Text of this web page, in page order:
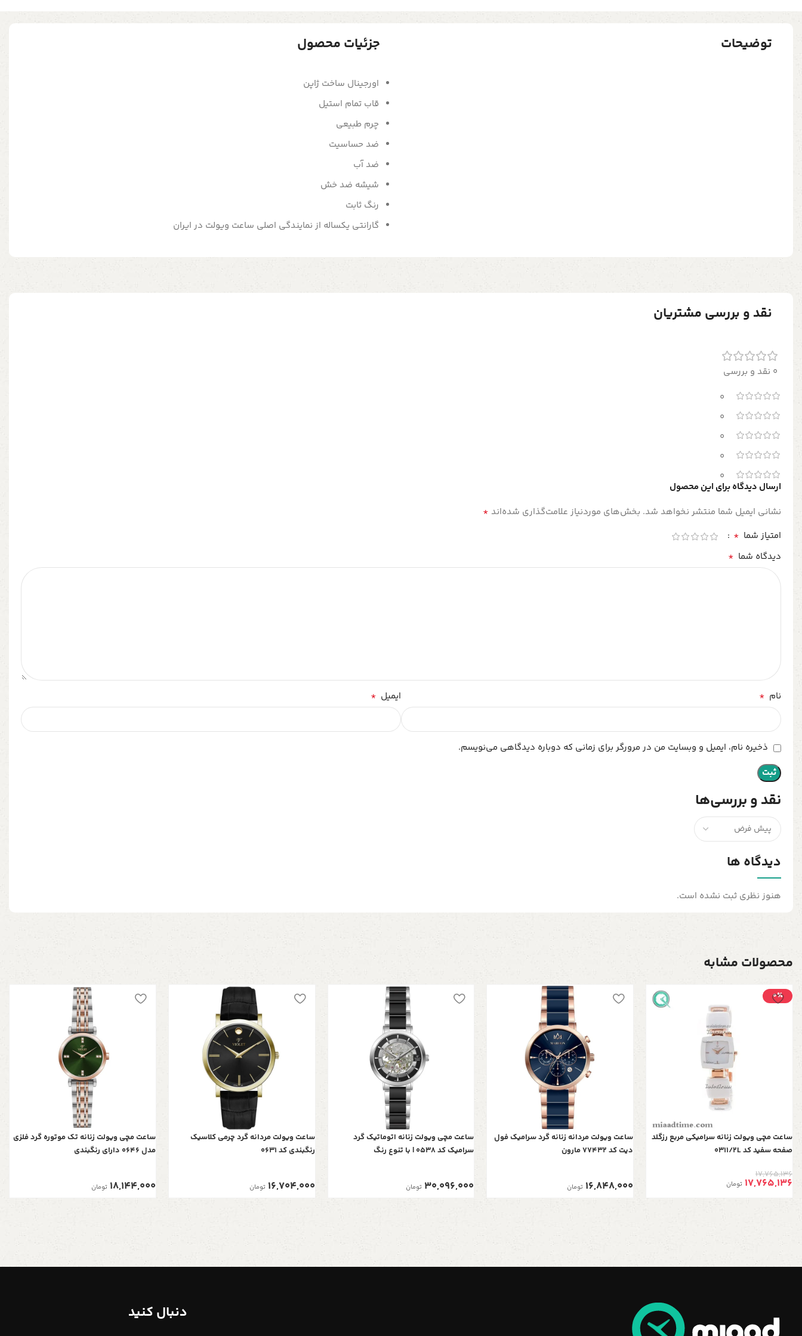
توضیحات جزئیات محصول
اورجینال ساخت ژاپن
قاب تمام استیل
چرم طبیعی
ضد حساسیت
ضد آب
شیشه ضد خش
رنگ ثابت
گارانتی یکساله از نمایندگی اصلی ساعت ویولت در ایران
نقد و بررسی مشتریان
0 نقد و بررسی
0
0
0
0
0
نقد و بررسی‌ها
دیدگاه ها
هنوز نظری ثبت نشده است.
ارسال دیدگاه برای این محصول
نشانی ایمیل شما منتشر نخواهد شد. بخش‌های موردنیاز علامت‌گذاری شده‌اند *
امتیاز شما *
دیدگاه شما *
نام * ایمیل *
ذخیره نام، ایمیل و وبسایت من در مرورگر برای زمانی که دوباره دیدگاهی می‌نویسم.
محصولات مشابه
0٪
ساعت مچی ویولت زنانه سرامیکی مربع رزگلد
صفحه سفید کد 0311/2L
17,765,136
17,765,136 تومان
ساعت ویولت مردانه زنانه گرد سرامیک فول
دیت کد 77432 مارون
16,848,000 تومان
ساعت مچی ويولت زنانه اتوماتيک گرد
سرامیک کد 0538 | با تنوع رنگ
30,096,000 تومان
ساعت ویولت مردانه گرد چرمی کلاسیک
رنگبندی کد 0631
16,704,000 تومان
ساعت مچی ویولت زنانه تک موتوره گرد فلزی
مدل 0646 دارای رنگبندی
18,144,000 تومان
دنبال کنید